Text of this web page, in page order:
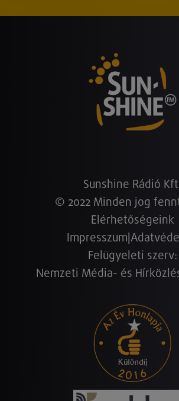
Sunshine Rádió
© 2022 Minden jog
Elérhetőségeink
Impresszum
Felügyeleti szerv:
Nemzeti Média- és